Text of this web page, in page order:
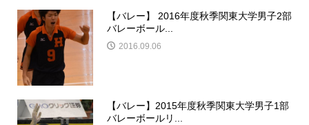
【バレー】 2016年度秋季関東大学男子2部
バレーボール...
2016.09.06
【バレー】2015年度秋季関東大学男子1部
バレーボールリ...